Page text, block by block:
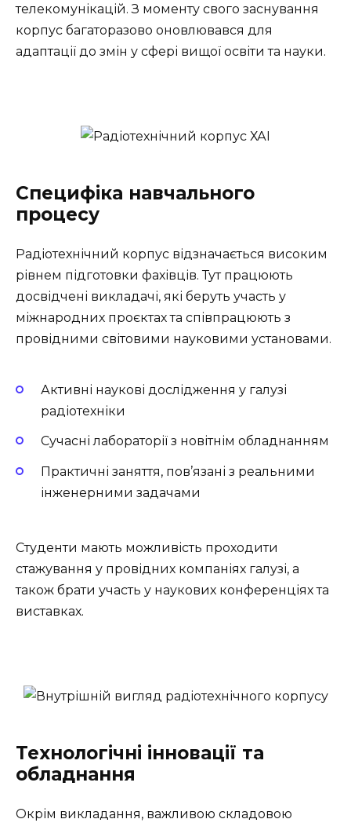
телекомунікацій. З моменту свого заснування
корпус багаторазово оновлювався для
адаптації до змін у сфері вищої освіти та науки.
Специфіка навчального
процесу
Радіотехнічний корпус відзначається високим
рівнем підготовки фахівців. Тут працюють
досвідчені викладачі, які беруть участь у
міжнародних проєктах та співпрацюють з
провідними світовими науковими установами.
Активні наукові дослідження у галузі
радіотехніки
Сучасні лабораторії з новітнім обладнанням
Практичні заняття, пов’язані з реальними
інженерними задачами
Студенти мають можливість проходити
стажування у провідних компаніях галузі, а
також брати участь у наукових конференціях та
виставках.
Технологічні інновації та
обладнання
Окрім викладання, важливою складовою